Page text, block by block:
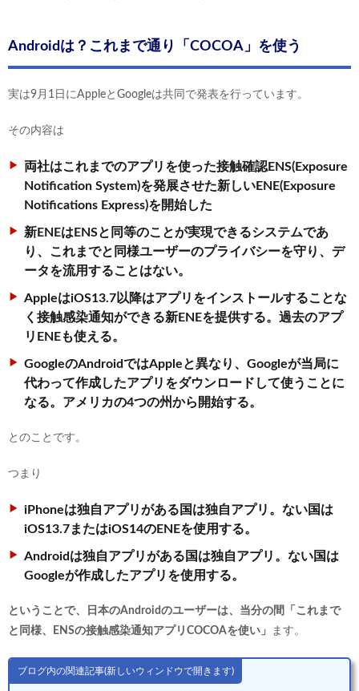
Androidは？これまで通り「COCOA」を使う
実は9月1日にAppleとGoogleは共同で発表を行っています。
その内容は
両社はこれまでのアプリを使った接触確認ENS(Exposure
Notification System)を発展させた新しいENE(Exposure
Notifications Express)を開始した
新ENEはENSと同等のことが実現できるシステムであ
り、これまでと同様ユーザーのプライバシーを守り、デ
ータを流用することはない。
AppleはiOS13.7以降はアプリをインストールすることな
く接触感染通知ができる新ENEを提供する。過去のアプ
リENEも使える。
GoogleのAndroidではAppleと異なり、Googleが当局に
代わって作成したアプリをダウンロードして使うことに
なる。アメリカの4つの州から開始する。
とのことです。
つまり
iPhoneは独自アプリがある国は独自アプリ。ない国は
iOS13.7またはiOS14のENEを使用する。
Androidは独自アプリがある国は独自アプリ。ない国は
Googleが作成したアプリを使用する。
ということで、日本のAndroidのユーザーは、当分の間「これまで
と同様、ENSの接触感染通知アプリCOCOAを使い」
ます。
ブログ内の関連記事(新しいウィンドウで開きます)